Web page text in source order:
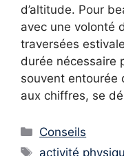
d’altitude. Pour
avec une volonté
traversées
durée nécessaire
souvent entourée
aux chiffres, se
Catégories
Conseils
Étiquettes
activité